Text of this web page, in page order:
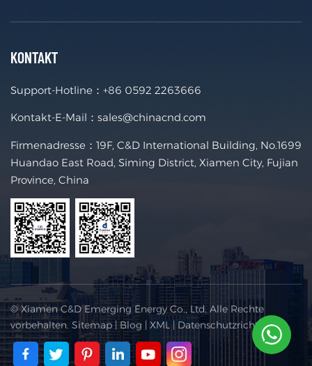
KONTAKT
Support-Hotline： +86 0592 2263666
Kontakt-E-Mail： sales@chinacnd.com
Firmenadresse：19F, C&D International Building, No.1699
Huandao East Road, Siming District, Xiamen City, Fujian
Province, China
© Xiamen C&D Emerging Energy Co., Ltd. Alle Rechte
vorbehalten. Sitemap|Blog | XML| Datenschutzrichtlinie